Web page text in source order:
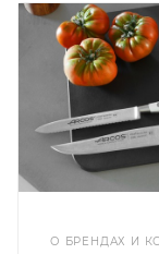
О БРЕНДАХ И